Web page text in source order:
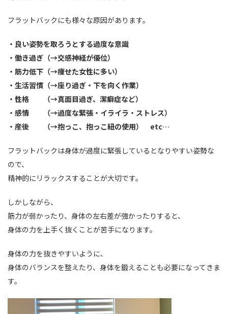
フラットバックにも様々な原因があります。
・良い姿勢を取ろうとする過度な意識
・働き過ぎ（→交感神経が優位）
・筋力低下（→痩せた女性に多い）
・生活習慣（→座り過ぎ・下を向く作業）
・性格 （→真面目過ぎ、潔癖症など）
・感情 （→過度な緊張・イライラ・ストレス）
・産後 （→抱っこ、抱っこ紐の使用） etc…
フラットバックは身体が過度に緊張しているとなりやすい姿勢な
ので、
精神的にリラックスすることが大切です。
しかしながら、
筋力が弱かったり、身体の左右差が強かったりすると、
身体の力を上手く抜くことが苦手になります。
身体の力を抜きやすいように、
身体のバランスを整えたり、身体を鍛えることも必要になってきま
す。